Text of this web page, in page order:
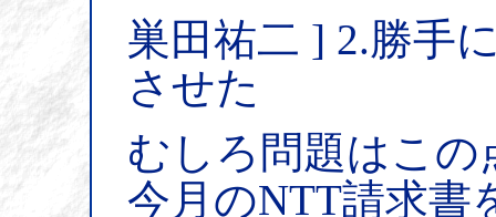
巣田祐二 ] 2.勝手
させた
むしろ問題はこの
今月のNTT請求書